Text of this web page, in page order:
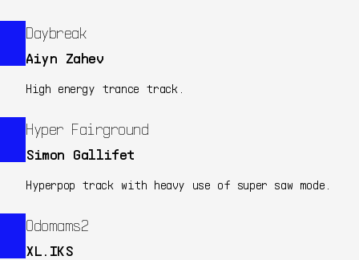
Daybreak
Aiyn Zahev
High energy trance track.
Hyper Fairground
Simon Gallifet
Hyperpop track with heavy use of super saw mode.
Odomams2
XL.IKS